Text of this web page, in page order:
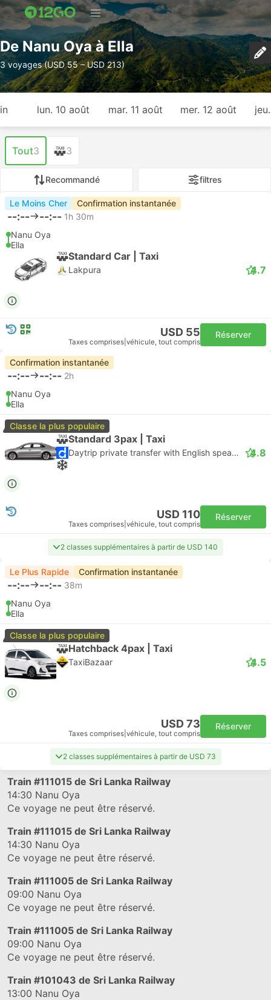
De Nanu Oya à Ella
3 voyages (USD 55 – USD 213)
lun. 10 août mar. 11 août mer. 12 août
Tout3 3
Recommandé filtres
Le Moins Cher Confirmation instantanée
--:-- --:-- 1h 30m
Nanu Oya
Ella
Standard Car | Taxi
Lakpura 4.7
USD 55
Taxes comprises véhicule, tout compris
Réserver
Confirmation instantanée
--:-- --:-- 2h
Nanu Oya
Ella
Classe la plus populaire
Standard 3pax | Taxi
Daytrip private transfer with English speaking driver 4.8
USD 110
Taxes comprises véhicule, tout compris
Réserver
2 classes supplémentaires à partir de USD 140
Le Plus Rapide Confirmation instantanée
--:-- --:-- 38m
Nanu Oya
Ella
Classe la plus populaire
Hatchback 4pax | Taxi
TaxiBazaar 4.5
USD 73
Taxes comprises véhicule, tout compris
Réserver
2 classes supplémentaires à partir de USD 73
Train #111015 de Sri Lanka Railway
14:30 Nanu Oya
Ce voyage ne peut être réservé.
Train #111015 de Sri Lanka Railway
14:30 Nanu Oya
Ce voyage ne peut être réservé.
Train #111005 de Sri Lanka Railway
09:00 Nanu Oya
Ce voyage ne peut être réservé.
Train #111005 de Sri Lanka Railway
09:00 Nanu Oya
Ce voyage ne peut être réservé.
Train #101043 de Sri Lanka Railway
13:00 Nanu Oya